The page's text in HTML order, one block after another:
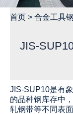
首页 > 合金工具钢
JIS-
JIS-SUP10是有
的品种钢库存中
轧钢带等不同表